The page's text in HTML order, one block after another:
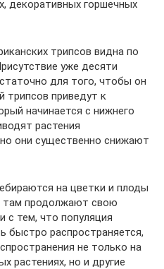
декоративных горшечных
трипсов видна по
уже десяти
для того, чтобы он
трипсов приведут к
начинается с нижнего
растения
они существенно снижают
на цветки и плоды
там продолжают свою
с тем, что популяция
быстро распространяется,
не только на
растениях, но и другие